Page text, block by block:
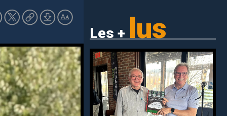
Les + lus